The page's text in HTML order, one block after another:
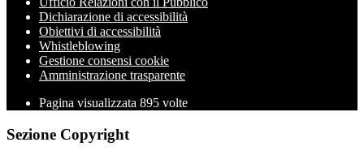
Dichiarazione di accessibilità
Obiettivi di accessibilità
Whistleblowing
Gestione consensi cookie
Amministrazione trasparente
Pagina visualizzata 895 volte
Sezione Copyright